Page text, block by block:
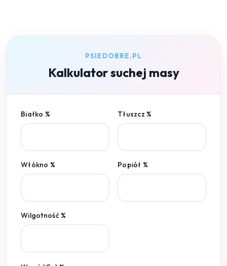
PSIEDOBRE.PL
Kalkulator suchej masy
Białko % Tłuszcz %
Włókno % Popiół %
Wilgotność %